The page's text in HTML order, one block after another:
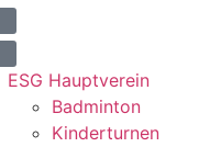
ESG Hauptverein
Badminton
Kinderturnen